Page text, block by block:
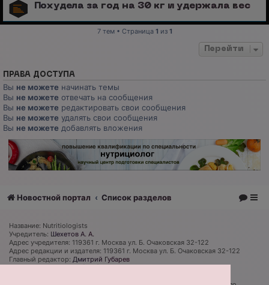
Похудела за год на 30 кг и удержала вес
7 тем • Страница 1 из 1
Перейти
ПРАВА ДОСТУПА
Вы не можете начинать темы
Вы не можете отвечать на сообщения
Вы не можете редактировать свои сообщения
Вы не можете удалять свои сообщения
Вы не можете добавлять вложения
Новостной портал Список разделов
Название: Nutritiologists
Учредитель: Шехетов А. А.
Адрес учредителя: 119361 г. Москва ул. Б. Очаковская 32-122
Адрес редакции и издателя: 119361 г. Москва ул. Б. Очаковская 32-122
Главный редактор: Дмитрий Губарев